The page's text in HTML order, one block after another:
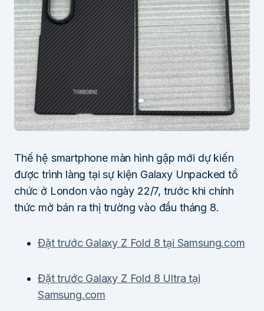
Thế hệ smartphone màn hình gập mới dự kiến
được trình làng tại sự kiện Galaxy Unpacked tổ
chức ở London vào ngày 22/7, trước khi chính
thức mở bán ra thị trường vào đầu tháng 8.
Đặt trước Galaxy Z Fold 8 tại Samsung.com
Đặt trước Galaxy Z Fold 8 Ultra tại
Samsung.com